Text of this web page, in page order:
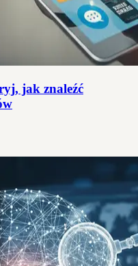
jak znaleźć